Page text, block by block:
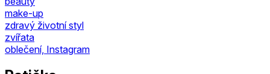
make-up
zdravý životní styl
zvířata
oblečení, Instagram